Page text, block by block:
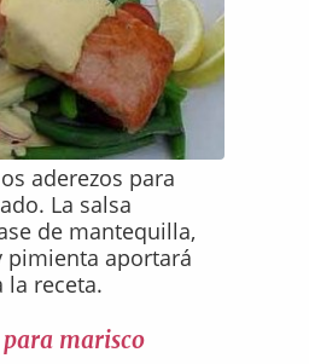
aderezos para
La salsa
de mantequilla,
pimienta aportará
la receta.
marisco